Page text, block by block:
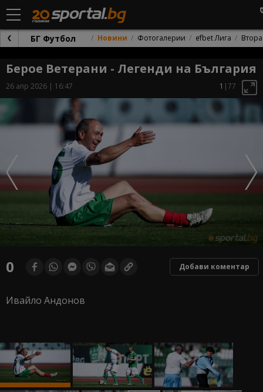
БГ Футбол Новини Фотогалерии efbet Лига
Берое Ветерани - Легенди на България
26 апр 2026 | 16:47 1 |77
0 Добави коментар
Ивайло Андонов